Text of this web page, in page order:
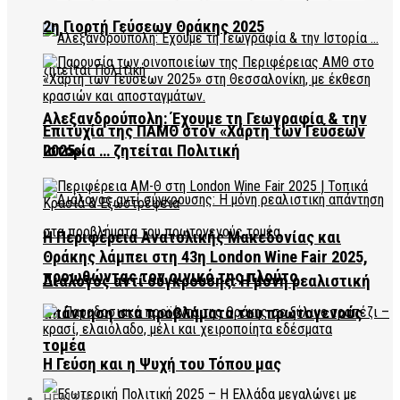
Αλεξανδρούπολη: Έχουμε τη Γεωγραφία & την
Ιστορία … ζητείται Πολιτική
Διάλογος αντί σύγκρουσης: Η μόνη ρεαλιστική
απάντηση στα προβλήματα του πρωτογενούς
τομέα
2η Γιορτή Γεύσεων Θράκης 2025
Επιτυχία της ΠΑΜΘ στον «Χάρτη των Γεύσεων
2025»
Η Περιφέρεια Ανατολικής Μακεδονίας και
Θράκης λάμπει στη 43η London Wine Fair 2025,
προωθώντας τον οινικό της πλούτο
Η Γεύση και η Ψυχή του Τόπου μας